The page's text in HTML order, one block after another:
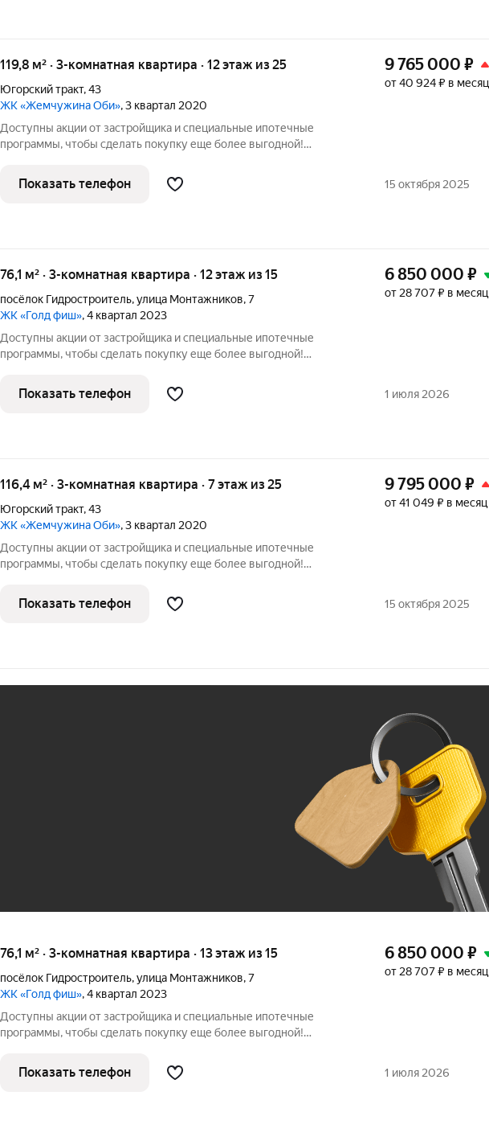
119,8 м² · 3-комнатная квартира · 12 этаж из 25
Югорский тракт,43
ЖК «Жемчужина Оби», 3 квартал 2020
Доступны акции от застройщика и специальные ипотечные
программы, чтобы сделать покупку еще более выгодной!
Звоните, чтобы узнать размер вашей скидки! Сибпромстрой - 30
лет на рынке! Готовое жилье.
9 765 000 ₽
от 40 924 ₽ в месяц
Показать телефон 15 октября 2025
76,1 м² · 3-комнатная квартира · 12 этаж из 15
посёлок Гидростроитель,улица Монтажников,7
ЖК «Голд фиш», 4 квартал 2023
Доступны акции от застройщика и специальные ипотечные
программы, чтобы сделать покупку еще более выгодной!
Звоните, чтобы узнать размер вашей скидки! Сибпромстрой - 30
лет на рынке! Готовое жилье.
6 850 000 ₽
от 28 707 ₽ в месяц
Показать телефон 1 июля 2026
116,4 м² · 3-комнатная квартира · 7 этаж из 25
Югорский тракт,43
ЖК «Жемчужина Оби», 3 квартал 2020
Доступны акции от застройщика и специальные ипотечные
программы, чтобы сделать покупку еще более выгодной!
Звоните, чтобы узнать размер вашей скидки! Сибпромстрой - 30
лет на рынке! Готовое жилье.
9 795 000 ₽
от 41 049 ₽ в месяц
Показать телефон 15 октября 2025
76,1 м² · 3-комнатная квартира · 13 этаж из 15
посёлок Гидростроитель,улица Монтажников,7
ЖК «Голд фиш», 4 квартал 2023
Доступны акции от застройщика и специальные ипотечные
программы, чтобы сделать покупку еще более выгодной!
Звоните, чтобы узнать размер вашей скидки! Сибпромстрой - 30
лет на рынке! Готовое жилье.
6 850 000 ₽
от 28 707 ₽ в месяц
Показать телефон 1 июля 2026